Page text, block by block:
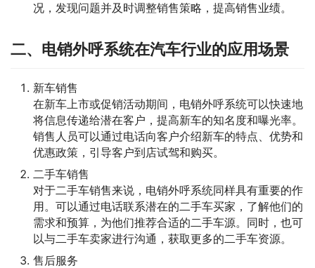
况，发现问题并及时调整销售策略，提高销售业绩。
二、电销外呼系统在汽车行业的应用场景
新车销售
在新车上市或促销活动期间，电销外呼系统可以快速地
将信息传递给潜在客户，提高新车的知名度和曝光率。
销售人员可以通过电话向客户介绍新车的特点、优势和
优惠政策，引导客户到店试驾和购买。
二手车销售
对于二手车销售来说，电销外呼系统同样具有重要的作
用。可以通过电话联系潜在的二手车买家，了解他们的
需求和预算，为他们推荐合适的二手车源。同时，也可
以与二手车卖家进行沟通，获取更多的二手车资源。
售后服务